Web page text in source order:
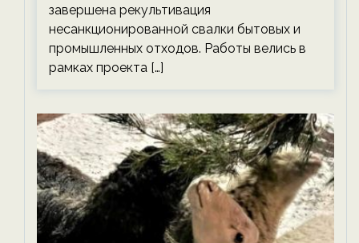
завершена рекультивация
несанкционированной свалки бытовых и
промышленных отходов. Работы велись в
рамках проекта […]